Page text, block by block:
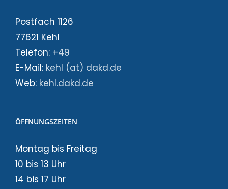
Postfach 1126
77621 Kehl
Telefon: +49
E-Mail: kehl (at) dakd.de
Web: kehl.dakd.de
ÖFFNUNGSZEITEN
Montag bis Freitag
10 bis 13 Uhr
14 bis 17 Uhr